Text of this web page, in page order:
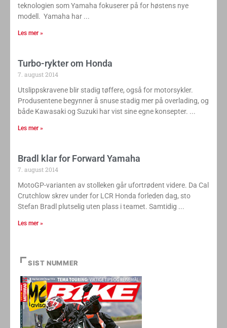
teknologien som Yamaha fokuserer på for høstens nye
modell. Yamaha har
Les mer »
Turbo-rykter om Honda
7. august 2014
Utslippskravene blir stadig tøffere, også for motorsykler.
Produsentene begynner å snuse stadig mer på overlading, og
både Kawasaki og Suzuki har vist sine egne konsepter.
Les mer »
Bradl klar for Forward Yamaha
7. august 2014
MotoGP-varianten av stolleken går ufortrødent videre. Da Cal
Crutchlow skrev under for LCR Honda forleden dag, sto
Stefan Bradl plutselig uten plass i teamet. Samtidig
Les mer »
SIST NUMMER